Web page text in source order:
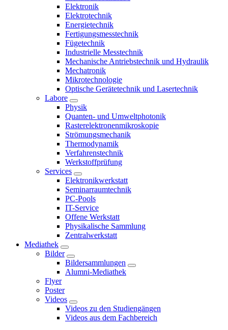
Elektronik
Elektrotechnik
Energietechnik
Fertigungsmesstechnik
Fügetechnik
Industrielle Messtechnik
Mechanische Antriebstechnik und Hydraulik
Mechatronik
Mikrotechnologie
Optische Gerätetechnik und Lasertechnik
Labore
Physik
Quanten- und Umweltphotonik
Rasterelektronenmikroskopie
Strömungsmechanik
Thermodynamik
Verfahrenstechnik
Werkstoffprüfung
Services
Elektronikwerkstatt
Seminarraumtechnik
PC-Pools
IT-Service
Offene Werkstatt
Physikalische Sammlung
Zentralwerkstatt
Mediathek
Bilder
Bildersammlungen
Alumni-Mediathek
Flyer
Poster
Videos
Videos zu den Studiengängen
Videos aus dem Fachbereich